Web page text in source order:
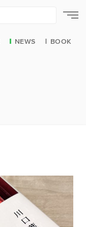
NEWS BOOK